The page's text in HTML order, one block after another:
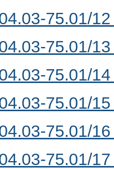
75.01/12
75.01/13
75.01/14
75.01/15
75.01/16
75.01/17